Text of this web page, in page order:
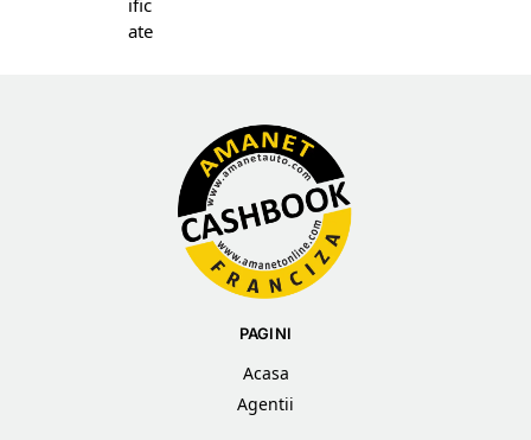
PAGINI
Acasa
Agentii